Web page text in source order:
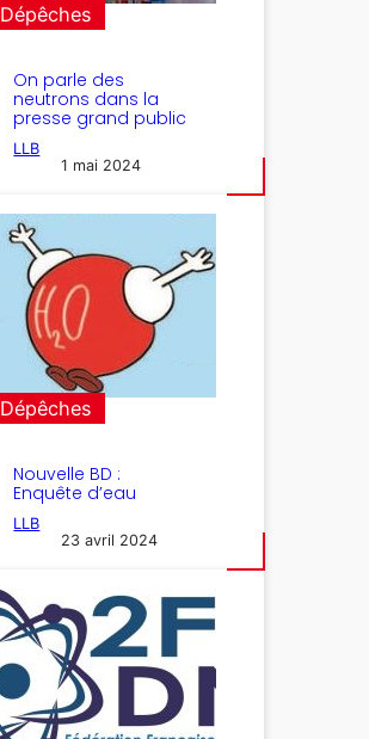
Dépêches
On parle des
neutrons dans la
presse grand public
LLB
1 mai 2024
Dépêches
Nouvelle BD :
Enquête d’eau
LLB
23 avril 2024